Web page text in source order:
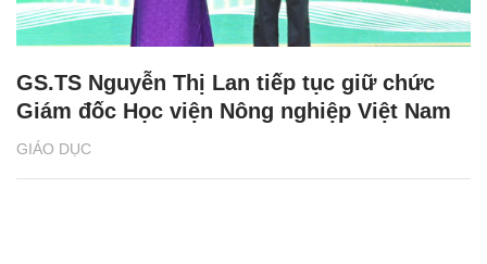
GIÁO DỤC
GS.TS Nguyễn Thị Lan tiếp tục giữ chức
Giám đốc Học viện Nông nghiệp Việt Nam